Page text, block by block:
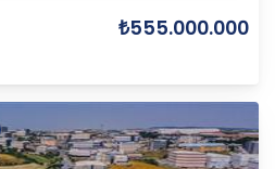
₺555.000.000